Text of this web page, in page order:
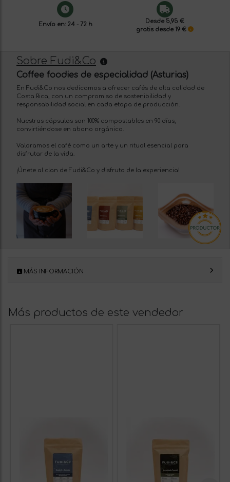
Envío en: 24 - 72 h
Desde 5,95 €
gratis desde 19 €
Sobre Fudi&Co
Coffee foodies de especialidad (Asturias)
En Fudi&Co nos dedicamos a ofrecer cafés de alta calidad de
Costa Rica, con un compromiso de sostenibilidad y
responsabilidad social en cada etapa de producción.
Nuestras cápsulas son 100% compostables en 90 días,
convirtiéndose en abono orgánico.
Valoramos el café como un arte y un ritual esencial para
disfrutar de la vida.
¡Únete al clan de Fudi&Co y disfruta de la experiencia!
MÁS INFORMACIÓN
Más productos de este vendedor